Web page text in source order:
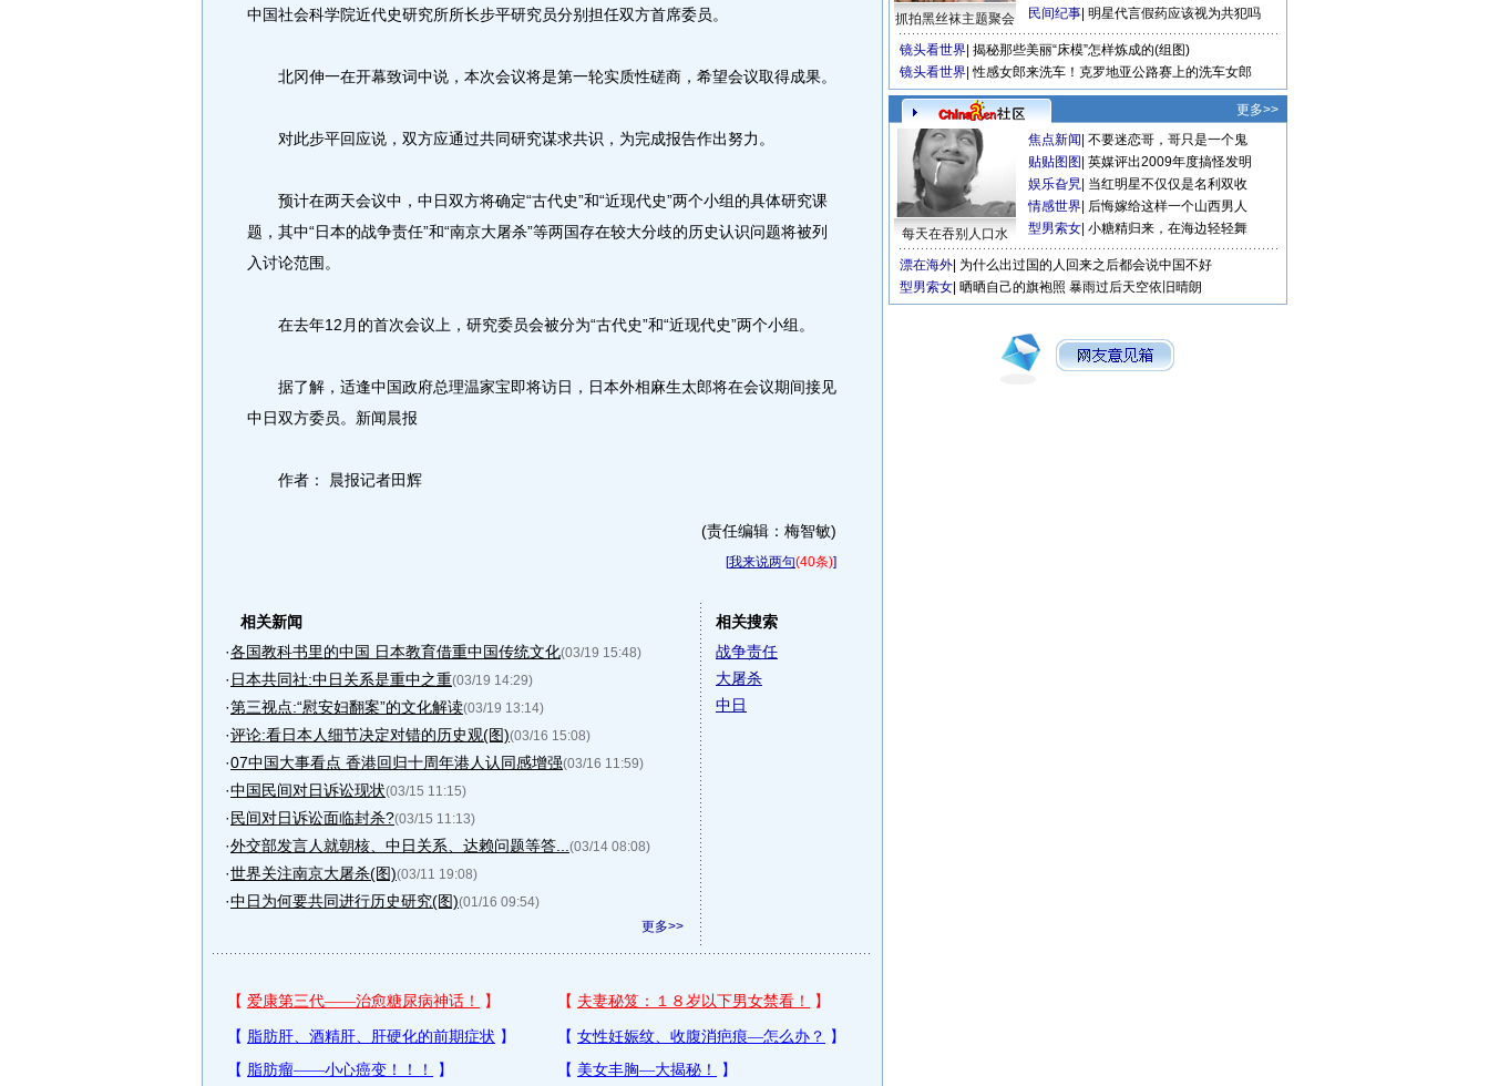
中国社会科学院近代史研究所所长步平研究员分别担任双方首席委员。
北冈伸一在开幕致词中说，本次会议将是第一轮实质性磋商，希望会议取得成果。
对此步平回应说，双方应通过共同研究谋求共识，为完成报告作出努力。
预计在两天会议中，中日双方将确定“古代史”和“近现代史”两个小组的具体研究课
题，其中“日本的战争责任”和“南京大屠杀”等两国存在较大分歧的历史认识问题将被列
入讨论范围。
在去年12月的首次会议上，研究委员会被分为“古代史”和“近现代史”两个小组。
据了解，适逢中国政府总理温家宝即将访日，日本外相麻生太郎将在会议期间接见
中日双方委员。新闻晨报
作者： 晨报记者田辉
(责任编辑：梅智敏)
[我来说两句(40条)]
相关新闻
·各国教科书里的中国 日本教育借重中国传统文化(03/19 15:48)
· 日本共同社:中日关系是重中之重(03/19 14:29)
·第三视点:“慰安妇翻案”的文化解读(03/19 13:14)
·评论:看日本人细节决定对错的历史观(图)(03/16 15:08)
·07中国大事看点 香港回归十周年港人认同感增强(03/16 11:59)
·中国民间对日诉讼现状(03/15 11:15)
· 民间对日诉讼面临封杀?(03/15 11:13)
·外交部发言人就朝核、中日关系、达赖问题等答... (03/14 08:08)
·世界关注南京大屠杀(图)(03/11 19:08)
·中日为何要共同进行历史研究(图)(01/16 09:54)
更多>>
相关搜索
战争责任
大屠杀
中日
抓拍黑丝袜主题聚会
民间纪事 明星代言假药应该视为共犯吗
镜头看世界 揭秘那些美丽“床模”怎样炼成的(组图)
镜头看世界 性感女郎来洗车！克罗地亚公路赛上的洗车女郎
更多>>
每天在吞别人口水
焦点新闻 不要迷恋哥，哥只是一个鬼
贴贴图图 英媒评出2009年度搞怪发明
娱乐旮旯 当红明星不仅仅是名利双收
情感世界 后悔嫁给这样一个山西男人
型男索女 小糖精归来，在海边轻轻舞
漂在海外 为什么出过国的人回来之后都会说中国不好
型男索女 晒晒自己的旗袍照 暴雨过后天空依旧晴朗